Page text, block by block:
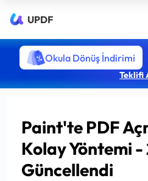
UPDF
Okula Dönüş İndirimi
Teklifi
Paint'te PDF
Kolay Yöntemi
Güncellendi